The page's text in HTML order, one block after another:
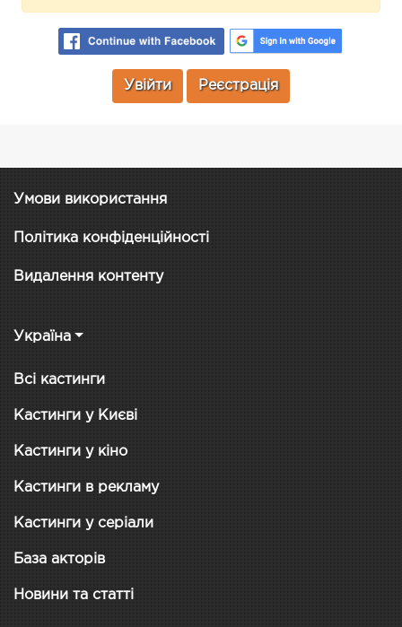
Увійти Реєстрація
Умови використання
Політика конфіденційності
Видалення контенту
Україна
Всі кастинги
Кастинги у Києві
Кастинги у кіно
Кастинги в рекламу
Кастинги у серіали
База акторів
Новини та статті